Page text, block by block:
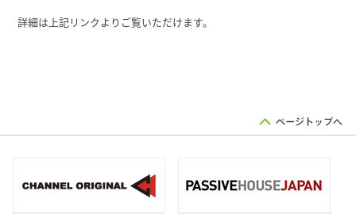
詳細は上記リンクよりご覧いただけます。